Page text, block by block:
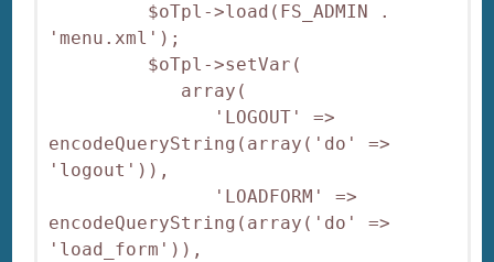
$oTpl->load(FS_ADMIN .
'menu.xml');
$oTpl->setVar(
array(
'LOGOUT' =>
encodeQueryString(array('do' =>
'logout')),
'LOADFORM' =>
encodeQueryString(array('do' =>
'load_form')),